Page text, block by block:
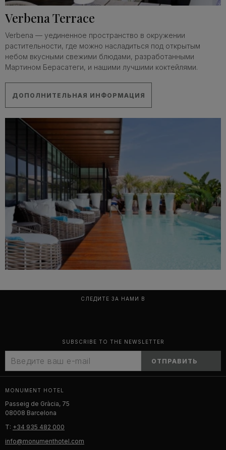
Verbena Terrace
Verbena — уединенное пространство в окружении
растительности, где можно насладиться под открытым
небом вкусными свежими блюдами, разработанными
Мартином Берасатеги, и нашими лучшими коктейлями.
ДОПОЛНИТЕЛЬНАЯ ИНФОРМАЦИЯ
СЛЕДИТЕ ЗА НАМИ В
SUBSCRIBE TO THE NEWSLETTER
ОТПРАВИТЬ
MONUMENT HOTEL
Passeig de Gràcia, 75
08008 Barcelona
T: +34 935 482 000
info@monumenthotel.com